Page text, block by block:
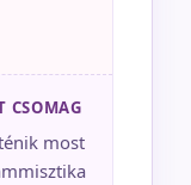
CSOMAG
most